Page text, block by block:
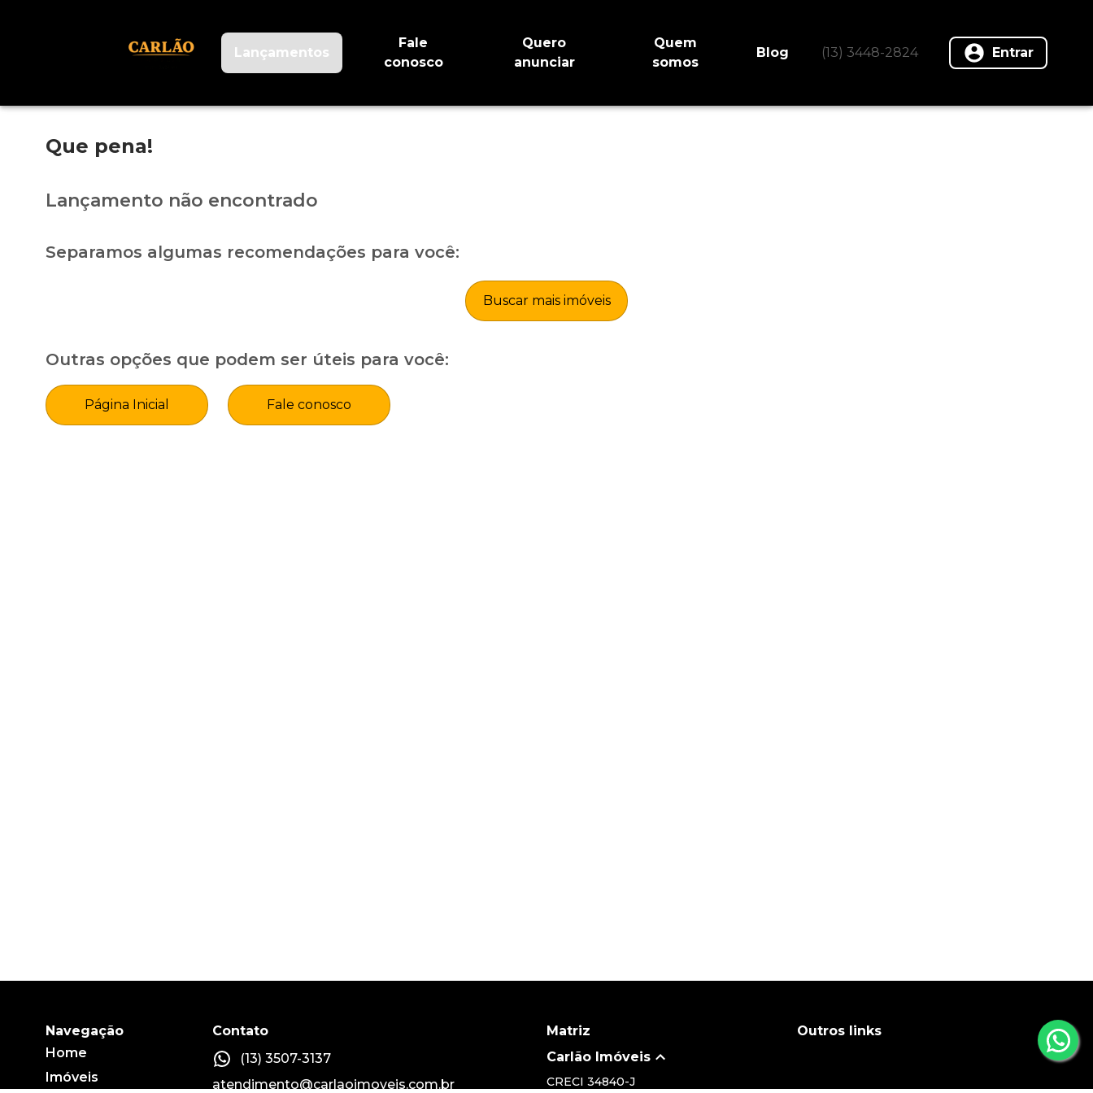
Lançamentos
Fale
conosco
Quero
anunciar
Quem
somos
Blog (13) 3448-2824 Entrar
Que pena!
Lançamento não encontrado
Separamos algumas recomendações para você:
Buscar mais imóveis
Outras opções que podem ser úteis para você:
Página Inicial Fale conosco
Navegação
Home
Imóveis
Contato
(13) 3507-3137
atendimento@carlaoimoveis.com.br
Matriz
Carlão Imóveis
CRECI 34840-J
Outros links